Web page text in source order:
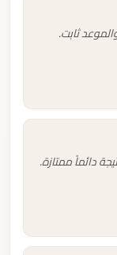
ثابت.
دائماً ممتازة.